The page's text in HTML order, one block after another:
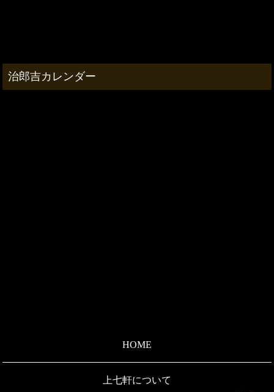
HOME
上七軒について